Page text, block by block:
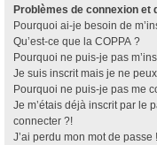
Problèmes de connexion et
Pourquoi ai-je besoin de
Qu’est-ce que la COPPA ?
Pourquoi ne puis-je pas
Je suis inscrit mais je ne
Pourquoi ne puis-je pas me
Je m’étais déjà inscrit par le
connecter ?!
J’ai perdu mon mot de passe !